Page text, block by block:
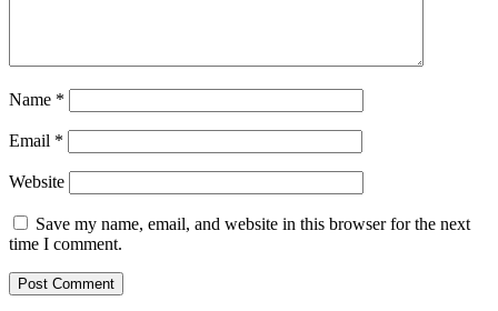
Name *
Email *
Website
Save my name, email, and website in this browser for the next
time I comment.